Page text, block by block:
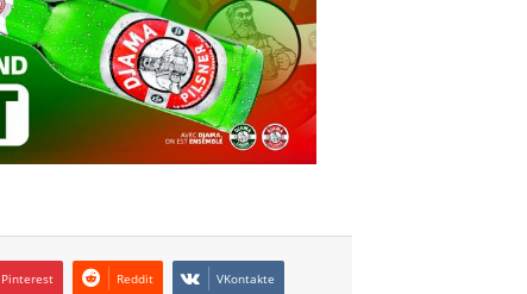
Pinterest Reddit VKontakte